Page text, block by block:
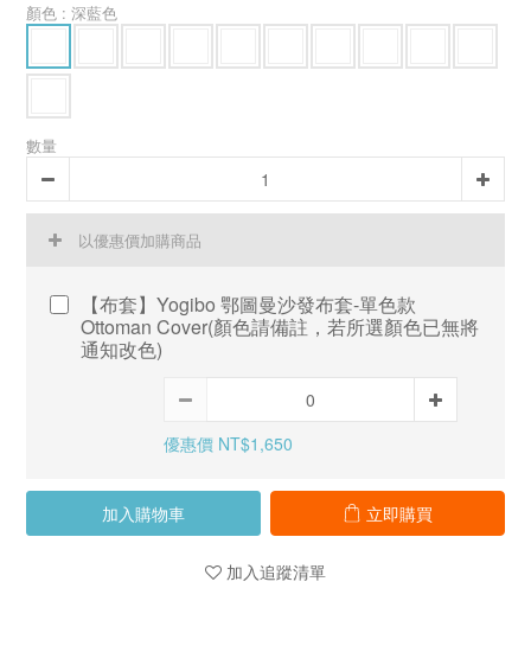
顏色 : 深藍色
數量
以優惠價加購商品
【布套】Yogibo 鄂圖曼沙發布套-單色款
Ottoman Cover(顏色請備註，若所選顏色已無將
通知改色)
優惠價 NT$1,650
加入購物車 立即購買
加入追蹤清單